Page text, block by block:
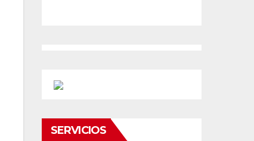
SERVICIOS